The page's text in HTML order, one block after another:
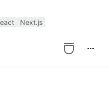
Next.js
more_horiz